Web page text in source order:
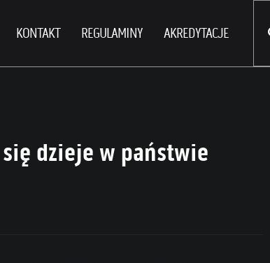
KONTAKT REGULAMINY AKREDYTACJE
dzieje w państwie